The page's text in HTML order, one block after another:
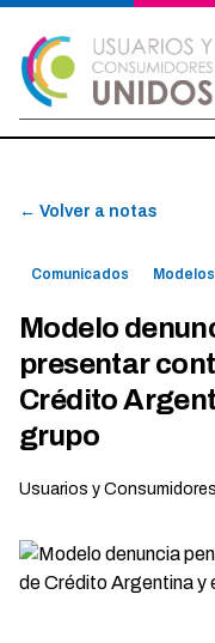
CAMPAÑA
HACÉ TU DENUNCIA
← Volver a notas
Comunicados
Modelo
presentar
Crédito
grupo
Usuarios y